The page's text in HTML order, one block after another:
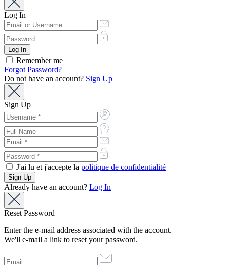
Log In
Remember me
Forgot Password?
Do not have an account? Sign Up
Sign Up
J'ai lu et j'accepte la politique de confidentialité
Already have an account? Log In
Reset Password
Enter the e-mail address associated with the account.
We'll e-mail a link to reset your password.